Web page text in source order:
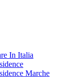
In Italia
Marche